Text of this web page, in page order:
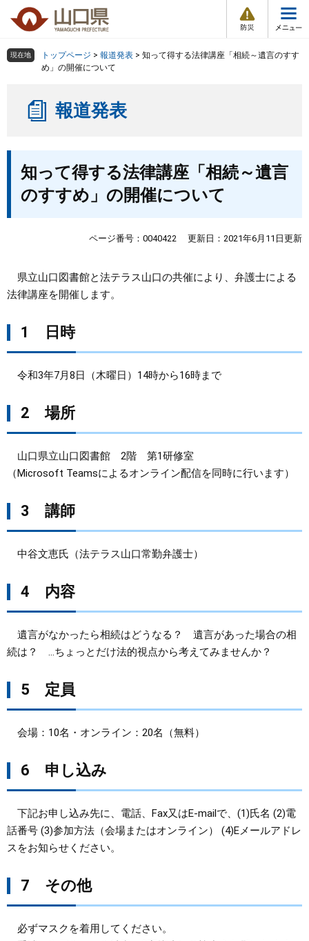
の
ー
情
報
メ
ュ
組織で探す
くらし・環境
しごと・産業・観光
まちづくり
県政情報
検索の仕方 組織で探す
現在地 トップページ > 報道発表 > 知って得する法律講座「相続～遺言のすす
め」の開催について
報道発表
知って得する法律講座「相続～遺言
のすすめ」の開催について
ページ番号：0040422 更新日：2021年6月11日更新
県立山口図書館と法テラス山口の共催により、弁護士による
法律講座を開催します。
1 日時
令和3年7月8日（木曜日）14時から16時まで
2 場所
山口県立山口図書館 2階 第1研修室
（Microsoft Teamsによるオンライン配信を同時に行います）
3 講師
中谷文恵氏（法テラス山口常勤弁護士）
4 内容
遺言がなかったら相続はどうなる？ 遺言があった場合の相
続は？ …ちょっとだけ法的視点から考えてみませんか？
5 定員
会場：10名・オンライン：20名（無料）
6 申し込み
下記お申し込み先に、電話、Fax又はE-mailで、(1)氏名 (2)電
話番号 (3)参加方法（会場またはオンライン） (4)Eメールアドレ
スをお知らせください。
7 その他
必ずマスクを着用してください。